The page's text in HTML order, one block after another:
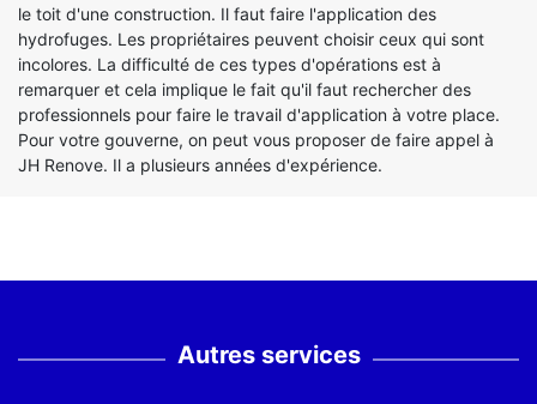
le toit d'une construction. Il faut faire l'application des
hydrofuges. Les propriétaires peuvent choisir ceux qui sont
incolores. La difficulté de ces types d'opérations est à
remarquer et cela implique le fait qu'il faut rechercher des
professionnels pour faire le travail d'application à votre place.
Pour votre gouverne, on peut vous proposer de faire appel à
JH Renove. Il a plusieurs années d'expérience.
Autres services